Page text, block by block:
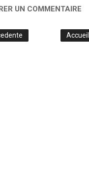
UN COMMENTAIRE
Accueil